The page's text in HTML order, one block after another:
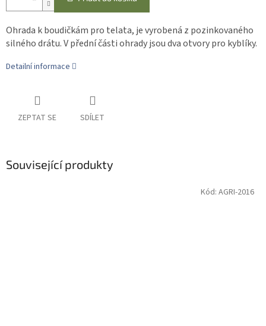
Ohrada k boudičkám pro telata, je vyrobená z pozinkovaného
silného drátu. V přední části ohrady jsou dva otvory pro kyblíky.
Detailní informace
ZEPTAT SE SDÍLET
Související produkty
Kód: AGRI-2016